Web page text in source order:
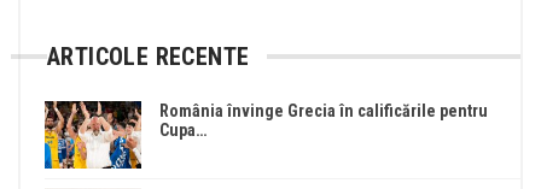
ARTICOLE RECENTE
România învinge Grecia în calificările pentru
Cupa…